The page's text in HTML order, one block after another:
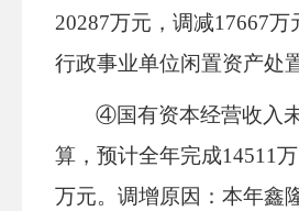
20287万元，调减17667万
行政事业单位闲置资产处
④国有资本经营收入
算，预计全年完成14511
万元。调增原因：本年鑫